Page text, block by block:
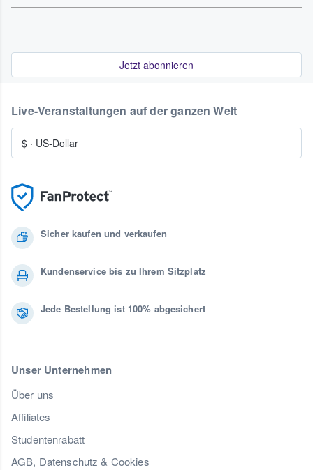
Jetzt abonnieren
Sicher kaufen und verkaufen
Kundenservice bis zu Ihrem Sitzplatz
Jede Bestellung ist 100% abgesichert
Unser Unternehmen
Über uns
Affiliates
Studentenrabatt
AGB, Datenschutz & Cookies
Live-Veranstaltungen auf der ganzen Welt
$ · US-Dollar